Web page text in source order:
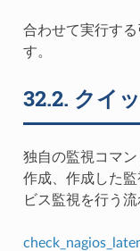
合わせて実行す
す。
32.2. クイ
独自の監視コマ
作成、作成した
ビス監視を行う